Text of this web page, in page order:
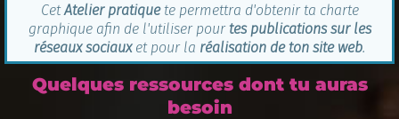
CetAtelier pratiquete permettra d'obtenir ta charte
graphique afin de l'utiliser pourtes publications sur les
réseaux sociauxet pour la réalisation de ton site web.
Quelques ressources dont tu auras
besoin